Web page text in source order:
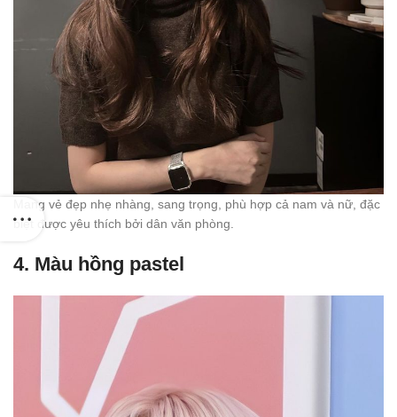
Mang vẻ đẹp nhẹ nhàng, sang trọng, phù hợp cả nam và nữ, đặc
biệt được yêu thích bởi dân văn phòng.
4. Màu hồng pastel